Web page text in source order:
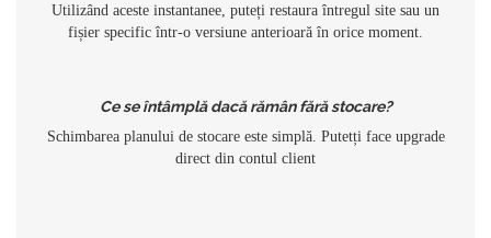
Utilizând aceste instantanee, puteți restaura întregul site sau un
fișier specific într-o versiune anterioară în orice moment.
Ce se întâmplă dacă rămân fără stocare?
Schimbarea planului de stocare este simplă. Putetți face upgrade
direct din contul client